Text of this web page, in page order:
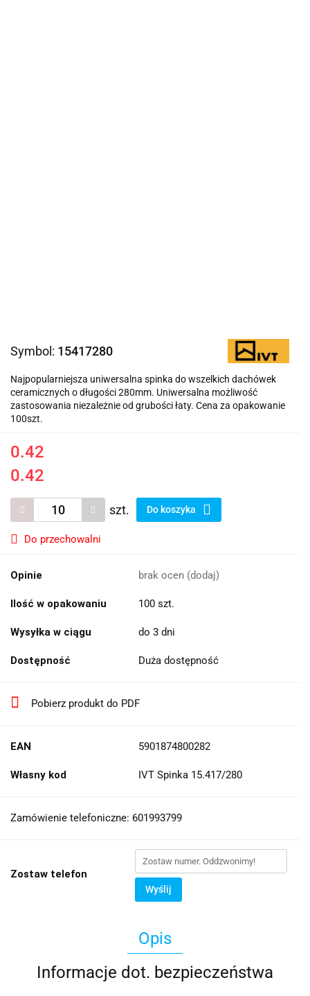
Symbol: 15417280
Najpopularniejsza uniwersalna spinka do wszelkich dachówek
ceramicznych o długości 280mm. Uniwersalna możliwość
zastosowania niezależnie od grubości łaty. Cena za opakowanie
100szt.
0.42
0.42
szt. Do koszyka
Do przechowalni
Opinie brak ocen (dodaj)
Ilość w opakowaniu 100 szt.
Wysyłka w ciągu do 3 dni
Dostępność Duża dostępność
Pobierz produkt do PDF
EAN 5901874800282
Własny kod IVT Spinka 15.417/280
Zamówienie telefoniczne: 601993799
Zostaw telefon
Wyślij
Opis
Informacje dot. bezpieczeństwa